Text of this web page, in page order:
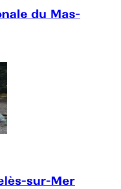
du Mas-
sur-Mer